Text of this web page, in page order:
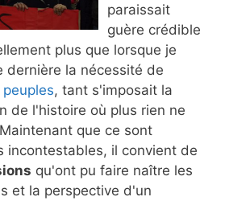
paraissait
guère crédible
plus que lorsque je
dernière la nécessité de
, tant s'imposait la
de l'histoire où plus rien ne
que ce sont
incontestables, il convient de
qu'ont pu faire naître les
et la perspective d'un